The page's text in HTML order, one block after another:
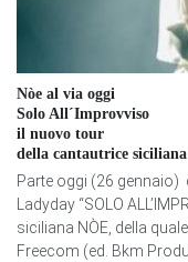
Nòe al via oggi
Solo All´Improvviso
il nuovo tour
della cantautrice siciliana
Parte oggi (26 gennaio)
Ladyday “SOLO
siciliana NÒE, della
Freecom (ed. Bkm